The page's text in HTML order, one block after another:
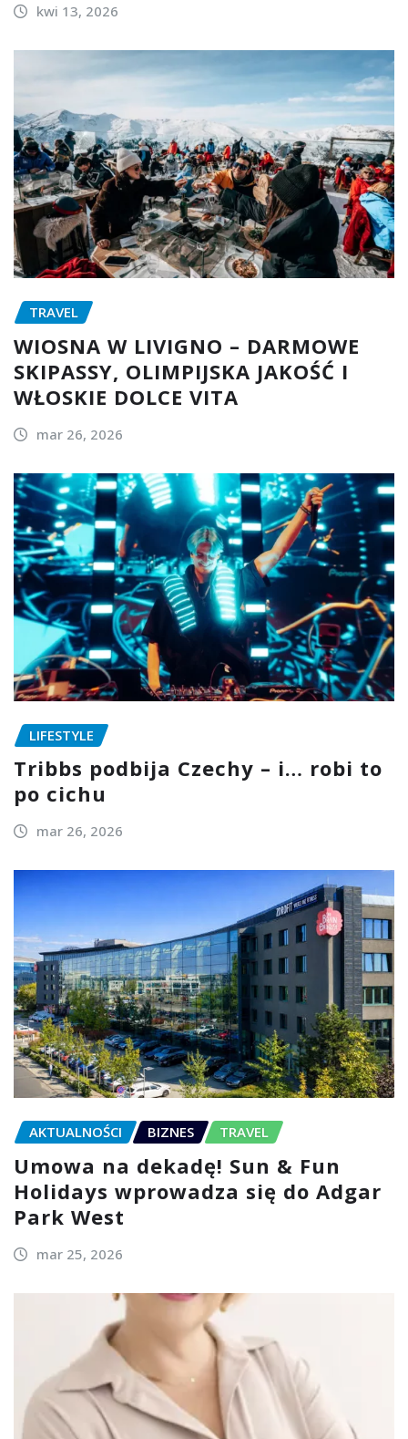
kwi 13, 2026
TRAVEL
WIOSNA W LIVIGNO – DARMOWE
SKIPASSY, OLIMPIJSKA JAKOŚĆ I
WŁOSKIE DOLCE VITA
mar 26, 2026
LIFESTYLE
Tribbs podbija Czechy – i… robi to
po cichu
mar 26, 2026
AKTUALNOŚCI BIZNES TRAVEL
Umowa na dekadę! Sun & Fun
Holidays wprowadza się do Adgar
Park West
mar 25, 2026